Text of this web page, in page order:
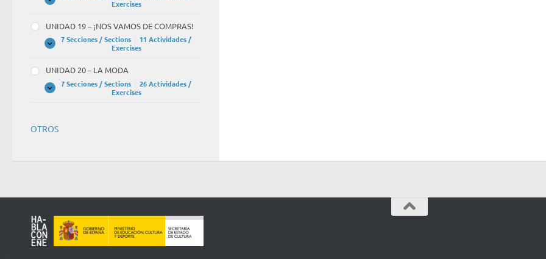
Expandir
UNIDAD
EL
CINE
Exercises
UNIDAD 19 – ¡NOS VAMOS DE COMPRAS!
Expandir
UNIDAD
¡NOS
VAMOS
DE
7 Secciones / Sections
11 Actividades /
Exercises
UNIDAD 20 – LA MODA
Expandir
UNIDAD
MODA
7 Secciones / Sections
26 Actividades /
Exercises
OTROS